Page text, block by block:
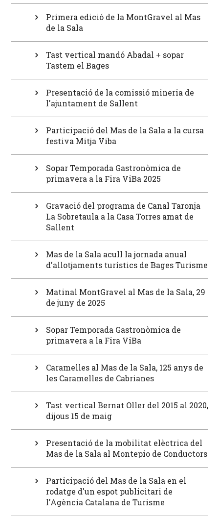
Primera edició de la MontGravel al Mas
de la Sala
Tast vertical mandó Abadal + sopar
Tastem el Bages
Presentació de la comissió mineria de
l'ajuntament de Sallent
Participació del Mas de la Sala a la cursa
festiva Mitja Viba
Sopar Temporada Gastronòmica de
primavera a la Fira ViBa 2025
Gravació del programa de Canal Taronja
La Sobretaula a la Casa Torres amat de
Sallent
Mas de la Sala acull la jornada anual
d'allotjaments turístics de Bages Turisme
Matinal MontGravel al Mas de la Sala, 29
de juny de 2025
Sopar Temporada Gastronòmica de
primavera a la Fira ViBa
Caramelles al Mas de la Sala, 125 anys de
les Caramelles de Cabrianes
Tast vertical Bernat Oller del 2015 al 2020,
dijous 15 de maig
Presentació de la mobilitat elèctrica del
Mas de la Sala al Montepio de Conductors
Participació del Mas de la Sala en el
rodatge d'un espot publicitari de
l'Agència Catalana de Turisme